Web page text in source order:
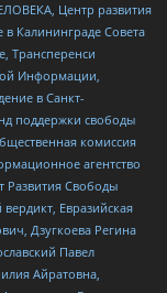
Центр развития
Калининграде Совета
Трансперенси
Информации,
в Санкт-
поддержки свободы
комиссия
агентство
Развития Свободы
Евразийская
Дзугкоева Регина
Павел
Айратовна,